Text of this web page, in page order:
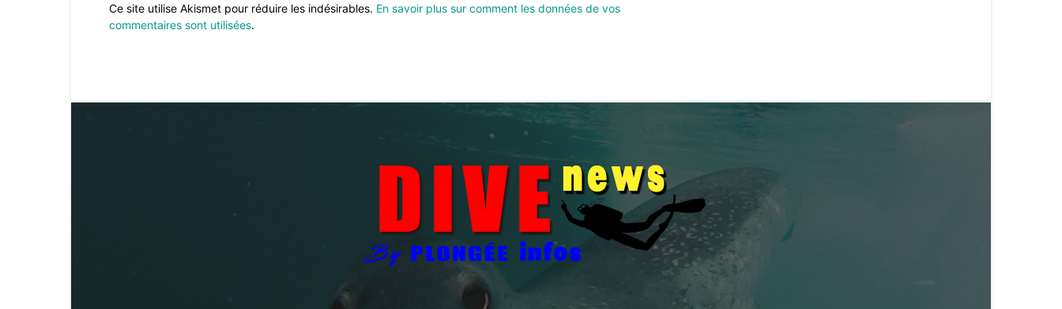
Ce site utilise Akismet pour réduire les indésirables. En savoir plus sur comment les données de vos
commentaires sont utilisées.